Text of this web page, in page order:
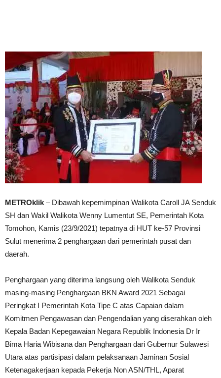
METROklik – Dibawah kepemimpinan Walikota Caroll JA Senduk
SH dan Wakil Walikota Wenny Lumentut SE, Pemerintah Kota
Tomohon, Kamis (23/9/2021) tepatnya di HUT ke-57 Provinsi
Sulut menerima 2 penghargaan dari pemerintah pusat dan
daerah.
Penghargaan yang diterima langsung oleh Walikota Senduk
masing-masing Penghargaan BKN Award 2021 Sebagai
Peringkat I Pemerintah Kota Tipe C atas Capaian dalam
Komitmen Pengawasan dan Pengendalian yang diserahkan oleh
Kepala Badan Kepegawaian Negara Republik Indonesia Dr Ir
Bima Haria Wibisana dan Penghargaan dari Gubernur Sulawesi
Utara atas partisipasi dalam pelaksanaan Jaminan Sosial
Ketenagakerjaan kepada Pekerja Non ASN/THL, Aparat